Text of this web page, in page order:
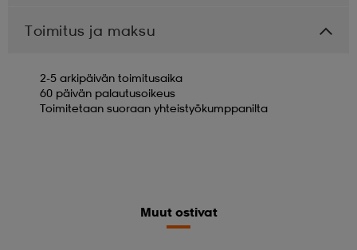
Toimitus ja maksu
2-5 arkipäivän toimitusaika
60 päivän palautusoikeus
Toimitetaan suoraan yhteistyökumppanilta
Muut ostivat